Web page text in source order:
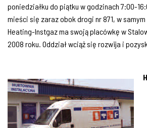
poniedziałku do piątku w godzinach 7:00-
mieści się zaraz obok drogi nr 871, w
Heating-Instgaz ma swoją placówkę w
2008 roku. Oddział wciąż się rozwija i